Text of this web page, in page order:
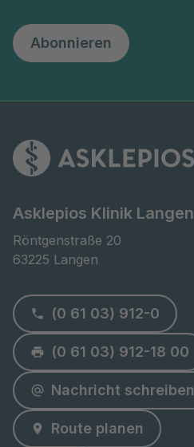
Abonnieren
Asklepios Klinik Langen
Röntgenstraße 20
63225 Langen
(0 61 03) 912-0
(0 61 03) 912-18 00
Nachricht schreiben
Route planen